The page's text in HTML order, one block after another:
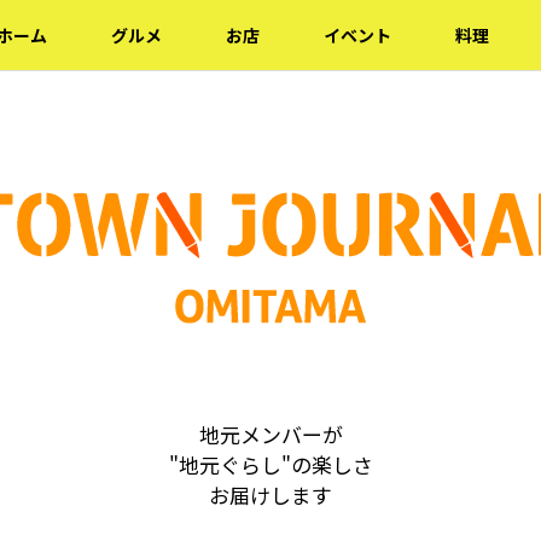
ーム グルメ お店 イベント 料理
地元メンバーが
"地元ぐらし"の楽しさ
お届けします